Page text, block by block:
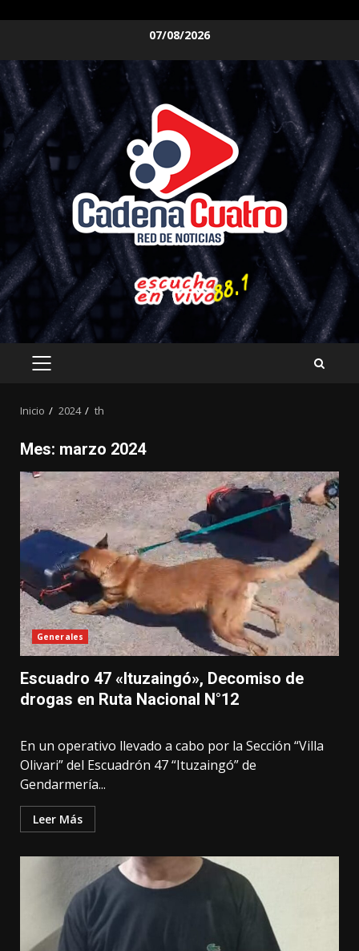
contenido
07/08/2026
MENÚ
Inicio 2024 th
Mes: marzo 2024
Generales
Escuadro 47 «Ituzaingó», Decomiso de
drogas en Ruta Nacional N°12
En un operativo llevado a cabo por la Sección “Villa
Olivari” del Escuadrón 47 “Ituzaingó” de
Gendarmería...
Leer Más